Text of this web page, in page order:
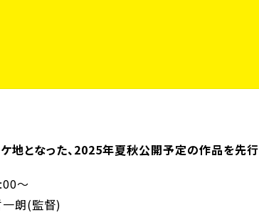
地となった、2025年夏秋公開予定の作品を先行
～
一朗(監督)